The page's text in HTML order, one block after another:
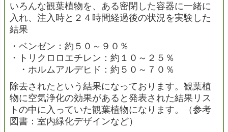
いろんな観葉植物を、ある密閉した容器に一緒に
入れ、注入時と２４時間経過後の状況を実験した
結果
・ベンゼン：約５０～９０％
・トリクロロエチレン：約１０～２５％
・ホルムアルデヒド：約５０～７０％
除去されたという結果になっております。観葉植
物に空気浄化の効果があると発表された結果リス
トの中に入っていた観葉植物になります。（参考
図書：室内緑化デザインなど）